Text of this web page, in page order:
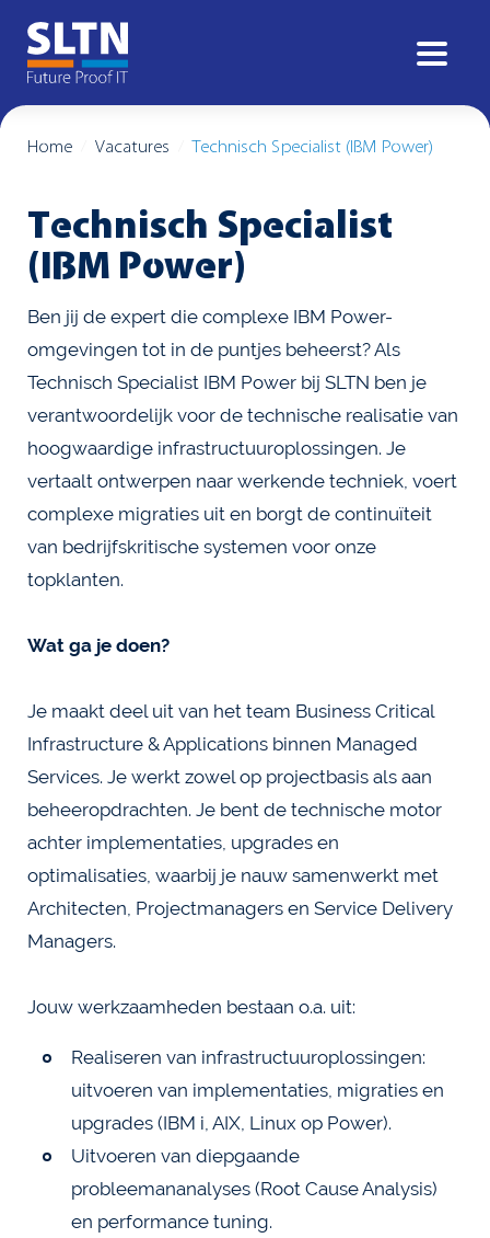
Home Vacatures Technisch Specialist (IBM Power)
Technisch Specialist
(IBM Power)
Ben jij de expert die complexe IBM Power-
omgevingen tot in de puntjes beheerst? Als
Technisch Specialist IBM Power bij SLTN ben je
verantwoordelijk voor de technische realisatie van
hoogwaardige infrastructuuroplossingen. Je
vertaalt ontwerpen naar werkende techniek, voert
complexe migraties uit en borgt de continuïteit
van bedrijfskritische systemen voor onze
topklanten.
Wat ga je doen?
Je maakt deel uit van het team Business Critical
Infrastructure & Applications binnen Managed
Services. Je werkt zowel op projectbasis als aan
beheeropdrachten. Je bent de technische motor
achter implementaties, upgrades en
optimalisaties, waarbij je nauw samenwerkt met
Architecten, Projectmanagers en Service Delivery
Managers.
Jouw werkzaamheden bestaan o.a. uit:
Realiseren van infrastructuuroplossingen:
uitvoeren van implementaties, migraties en
upgrades (IBM i, AIX, Linux op Power).
Uitvoeren van diepgaande
probleemananalyses (Root Cause Analysis)
en performance tuning.